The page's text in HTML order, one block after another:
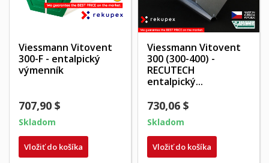
Viessmann Vitovent
300-F - entalpický
výmenník
707,90 $
Skladom
Vložiť do košíka
Viessmann Vitovent
300 (300-400) -
RECUTECH
entalpický...
730,06 $
Skladom
Vložiť do košíka